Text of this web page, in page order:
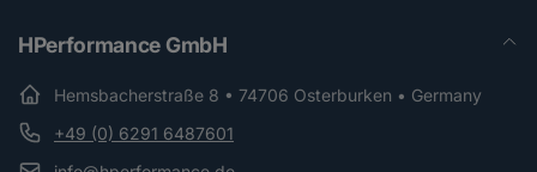
HPerformance GmbH
Hemsbacherstraße 8 • 74706 Osterburken • Germany
+49 (0) 6291 6487601